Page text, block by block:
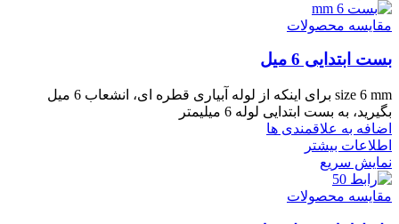
مقایسه محصولات
بست ابتدایی 6 میل
size 6 mm برای اینکه از لوله آبیاری قطره ای، انشعاب 6 میل
بگیرید، به بست ابتدایی لوله 6 میلیمتر
اضافه به علاقمندی ها
اطلاعات بیشتر
نمایش سریع
مقایسه محصولات